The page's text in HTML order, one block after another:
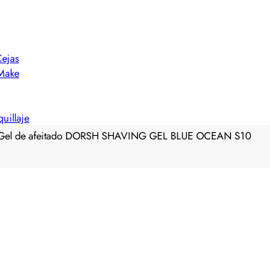
de afeitado DORSH SHAVING GEL BLUE OCEAN S10